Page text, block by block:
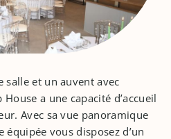
salle et un auvent avec
a une capacité d’accueil
Avec sa vue panoramique
équipée vous disposez d’un